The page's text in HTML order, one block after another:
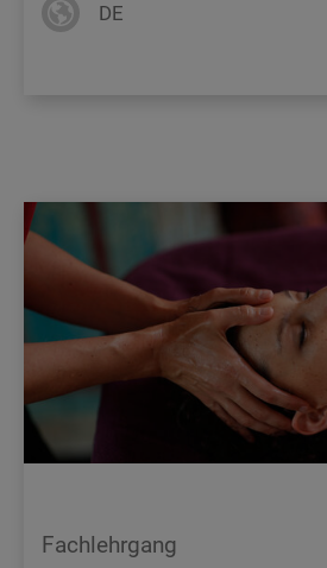
DE
Fachlehrgang